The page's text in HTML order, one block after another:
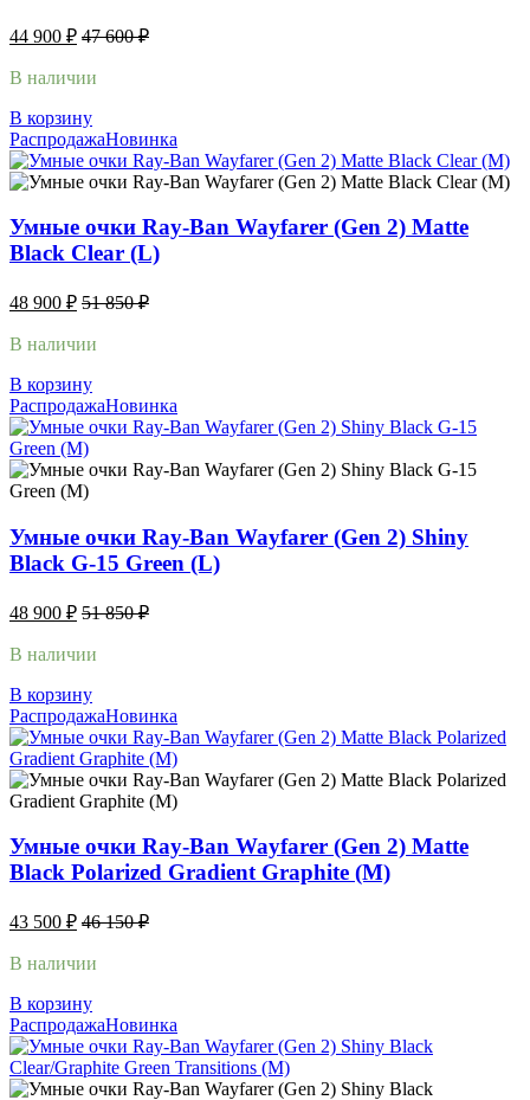
44 900 ₽ 47 600₽
В наличии
В корзину
РаспродажаНовинка
Умные очки Ray-Ban Wayfarer (Gen 2) Matte
Black Clear (L)
48 900 ₽ 51 850₽
В наличии
В корзину
РаспродажаНовинка
Умные очки Ray-Ban Wayfarer (Gen 2) Shiny
Black G-15 Green (L)
48 900 ₽ 51 850₽
В наличии
В корзину
РаспродажаНовинка
Умные очки Ray-Ban Wayfarer (Gen 2) Matte
Black Polarized Gradient Graphite (M)
43 500 ₽ 46 150₽
В наличии
В корзину
РаспродажаНовинка